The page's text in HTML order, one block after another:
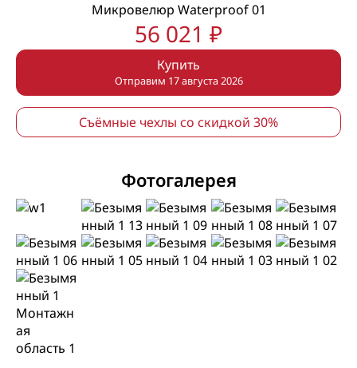
Микровелюр Waterproof 01
56 021 ₽
Купить
Отправим 17 августа 2026
Съёмные чехлы со скидкой 30%
Фотогалерея